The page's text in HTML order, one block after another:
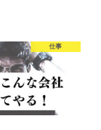
仕事